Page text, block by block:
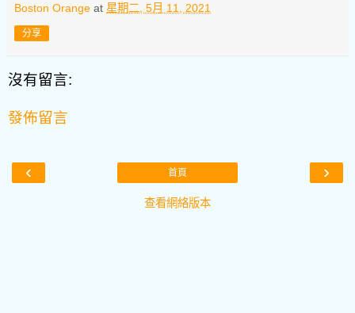
Boston Orange at 星期二, 5月 11, 2021
分享
沒有留言:
發佈留言
‹ ›
首頁
查看網絡版本